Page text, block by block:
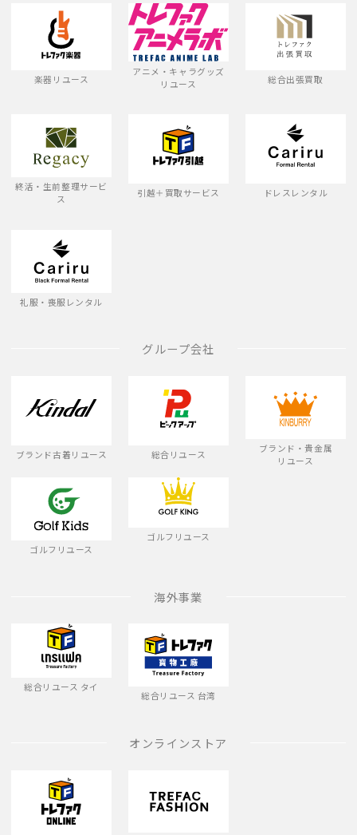
楽器リユース
アニメ・キャラグッズ
リユース
総合出張買取
終活・生前整理サービ
ス
引越＋買取サービス ドレスレンタル
礼服・喪服レンタル
グループ会社
ブランド古着リユース 総合リユース
ブランド・貴金属
リユース
ゴルフリユース
ゴルフリユース
海外事業
総合リユース タイ
総合リユース 台湾
オンラインストア